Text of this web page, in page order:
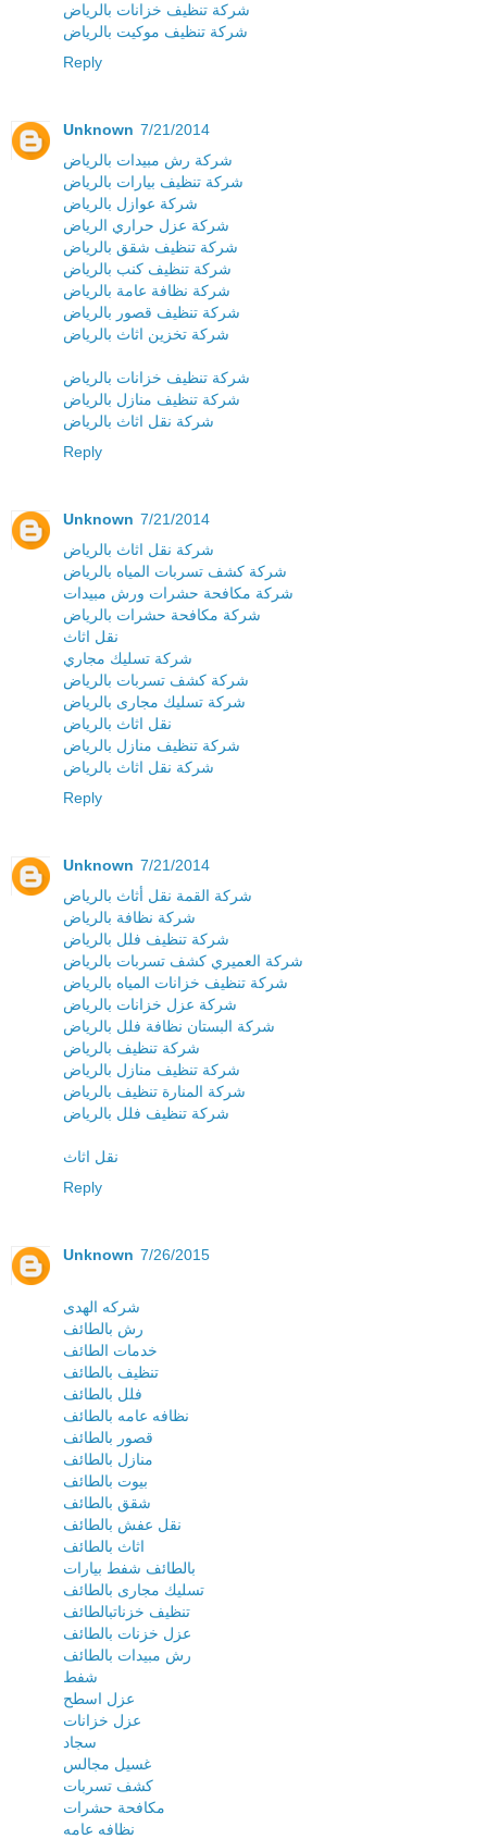
شركة تنظيف خزانات بالرياض
شركة تنظيف موكيت بالرياض
Reply
Unknown 7/21/2014
شركة رش مبيدات بالرياض
شركة تنظيف بيارات بالرياض
شركة عوازل بالرياض
شركة عزل حراري الرياض
شركة تنظيف شقق بالرياض
شركة تنظيف كنب بالرياض
شركة نظافة عامة بالرياض
شركة تنظيف قصور بالرياض
شركة تخزين اثاث بالرياض
شركة تنظيف خزانات بالرياض
شركة تنظيف منازل بالرياض
شركة نقل اثاث بالرياض
Reply
Unknown 7/21/2014
شركة نقل اثاث بالرياض
شركة كشف تسربات المياه بالرياض
شركة مكافحة حشرات ورش مبيدات
شركة مكافحة حشرات بالرياض
نقل اثاث
شركة تسليك مجاري
شركة كشف تسربات بالرياض
شركة تسليك مجارى بالرياض
نقل اثاث بالرياض
شركة تنظيف منازل بالرياض
شركة نقل اثاث بالرياض
Reply
Unknown 7/21/2014
شركة القمة نقل أثاث بالرياض
شركة نظافة بالرياض
شركة تنظيف فلل بالرياض
شركة العميري كشف تسربات بالرياض
شركة تنظيف خزانات المياه بالرياض
شركة عزل خزانات بالرياض
شركة البستان نظافة فلل بالرياض
شركة تنظيف بالرياض
شركة تنظيف منازل بالرياض
شركة المنارة تنظيف بالرياض
شركة تنظيف فلل بالرياض
نقل اثاث
Reply
Unknown 7/26/2015
شركه الهدى
رش بالطائف
خدمات الطائف
تنظيف بالطائف
فلل بالطائف
نظافه عامه بالطائف
قصور بالطائف
منازل بالطائف
بيوت بالطائف
شقق بالطائف
نقل عفش بالطائف
اثاث بالطائف
بالطائف شفط بيارات
تسليك مجارى بالطائف
تنظيف خزناتبالطائف
عزل خزنات بالطائف
رش مبيدات بالطائف
شفط
عزل اسطح
عزل خزانات
سجاد
غسيل مجالس
كشف تسربات
مكافحة حشرات
نظافه عامه